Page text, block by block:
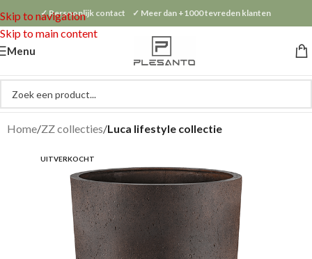
Skip to navigation
Skip to main content
✓ Persoonlijk contact ✓ Meer dan +1000 tevreden klanten
Menu
Home ZZ collecties Luca lifestyle collectie
UITVERKOCHT